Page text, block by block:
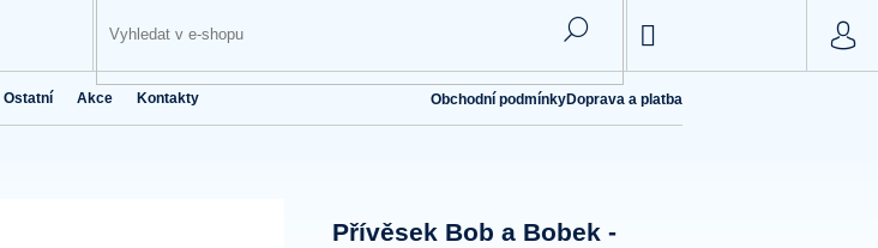
NÁKUPNÍ
KOŠÍK
Ostatní Akce Kontakty Obchodní podmínkyDoprava a platba
Přívěsek Bob a Bobek -